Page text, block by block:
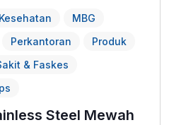
Kesehatan
MBG
Perkantoran
Produk
& Faskes
Steel Mewah